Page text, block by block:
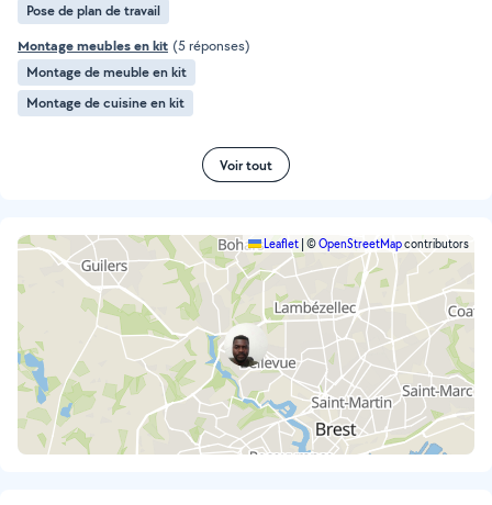
Pose de plan de travail
Montage meubles en kit (5 réponses)
Montage de meuble en kit
Montage de cuisine en kit
Voir tout
Leaflet ©OpenStreetMapcontributors